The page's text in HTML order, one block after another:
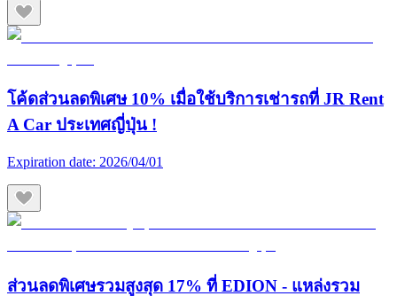
โค้ดส่วนลดพิเศษ 10% เมื่อใช้บริการเช่ารถที่ JR Rent
A Car ประเทศญี่ปุ่น !
Expiration date: 2026/04/01
ส่วนลดพิเศษรวมสูงสุด 17% ที่ EDION - แหล่งรวม